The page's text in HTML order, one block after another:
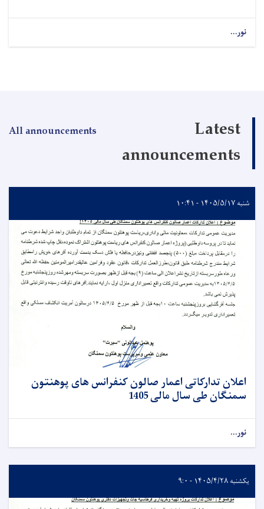
نور...
Latest
announcements
All announcements
شنبه ۱۴۰۵/۵/۱۷ - ۱۰:۴۱
اعلان تدارکاتی اعمار صالون کنفرانس های پوهنتون
سمنگان طی سال مالی 1405
نور...
یکشنبه ۱۴۰۵/۴/۲۸ - ۹:۰